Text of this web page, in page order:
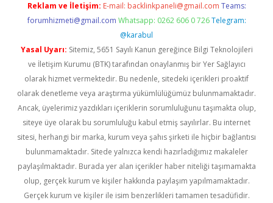
Reklam ve İletişim: E-mail: backlinkpaneli@gmail.com Teams:
forumhizmeti@gmail.com Whatsapp: 0262 606 0 726 Telegram:
@karabul
Yasal Uyarı: Sitemiz, 5651 Sayılı Kanun gereğince Bilgi Teknolojileri
ve İletişim Kurumu (BTK) tarafından onaylanmış bir Yer Sağlayıcı
olarak hizmet vermektedir. Bu nedenle, sitedeki içerikleri proaktif
olarak denetleme veya araştırma yükümlülüğümüz bulunmamaktadır.
Ancak, üyelerimiz yazdıkları içeriklerin sorumluluğunu taşımakta olup,
siteye üye olarak bu sorumluluğu kabul etmiş sayılırlar. Bu internet
sitesi, herhangi bir marka, kurum veya şahıs şirketi ile hiçbir bağlantısı
bulunmamaktadır. Sitede yalnızca kendi hazırladığımız makaleler
paylaşılmaktadır. Burada yer alan içerikler haber niteliği taşımamakta
olup, gerçek kurum ve kişiler hakkında paylaşım yapılmamaktadır.
Gerçek kurum ve kişiler ile isim benzerlikleri tamamen tesadüfidir.